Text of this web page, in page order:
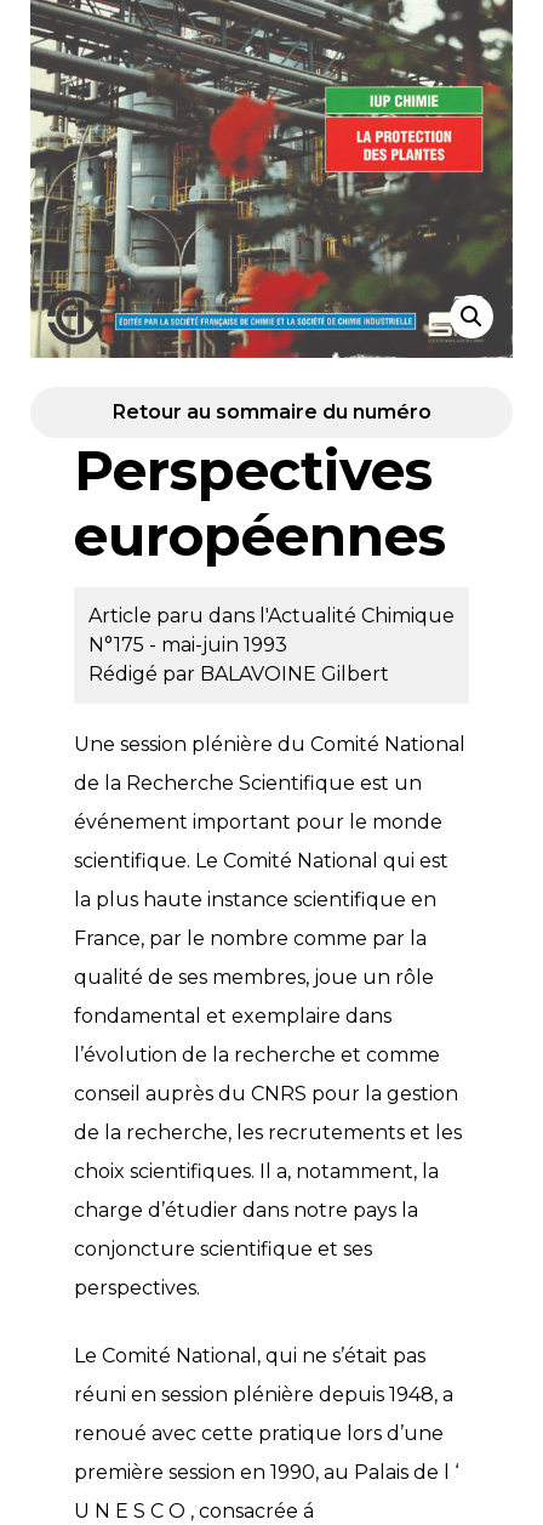
Retour au sommaire du numéro
Perspectives
européennes
Article paru dans l'Actualité Chimique
N°175 - mai-juin 1993
Rédigé par BALAVOINE Gilbert
Une session plénière du Comité National
de la Recherche Scientifique est un
événement important pour le monde
scientifique. Le Comité National qui est
la plus haute instance scientifique en
France, par le nombre comme par la
qualité de ses membres, joue un rôle
fondamental et exemplaire dans
l’évolution de la recherche et comme
conseil auprès du CNRS pour la gestion
de la recherche, les recrutements et les
choix scientifiques. Il a, notamment, la
charge d’étudier dans notre pays la
conjoncture scientifique et ses
perspectives.
Le Comité National, qui ne s’était pas
réuni en session plénière depuis 1948, a
renoué avec cette pratique lors d’une
première session en 1990, au Palais de l ‘
U N E S C O , consacrée á